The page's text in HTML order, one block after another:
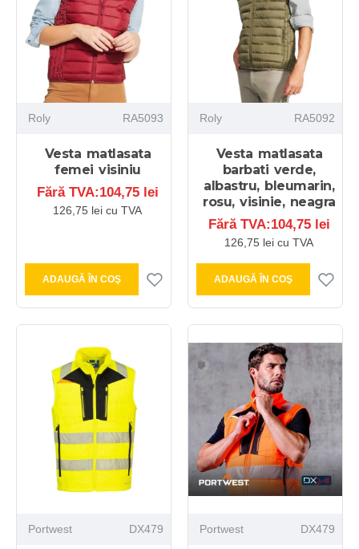
Roly RA5093
Vesta matlasata
femei visiniu
Fără TVA:104,75 lei
126,75 lei cu TVA
ADAUGĂ ÎN COŞ
Roly RA5092
Vesta matlasata
barbati verde,
albastru, bleumarin,
rosu, visinie, neagra
Fără TVA:104,75 lei
126,75 lei cu TVA
ADAUGĂ ÎN COŞ
Portwest DX479 Portwest DX479